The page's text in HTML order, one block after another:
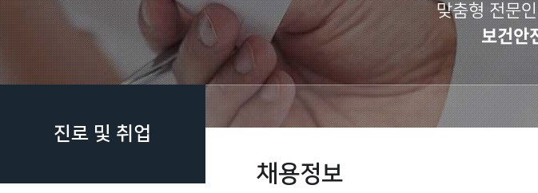
맞춤형 전문
보건안
진로 및 취업
채용정보